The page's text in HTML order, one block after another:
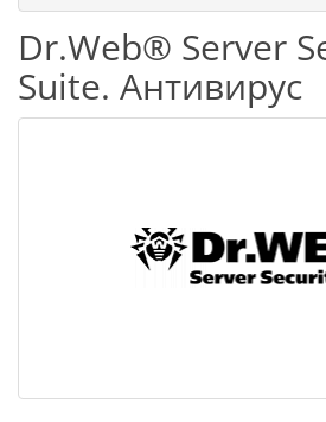
Dr.Web® Server
Suite. Антивирус